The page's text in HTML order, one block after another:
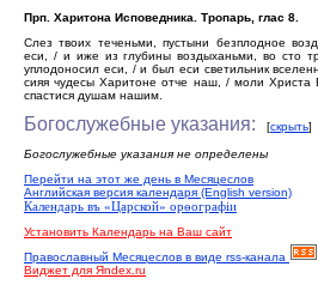
Прп. Харитона Исповедника. Тропарь, глас 8.
Слез твоих теченьми, пустыни безплодное
еси, / и иже из глубины воздыханьми, во сто
уплодоносил еси, / и был еси светильник
сияя чудесы Харитоне отче наш, / моли Христа
спастися душам нашим.
Богослужебные указания: [скрыть]
Богослужебные указания не определены
Перейти на этот же день в Месяцеслов
Английская версия календаря (English version)
Календарь въ «Царской» орѳографiи
Установить Календарь на Ваш сайт
Православный Месяцеслов в виде rss-канала
Виджет для Яndex.ru